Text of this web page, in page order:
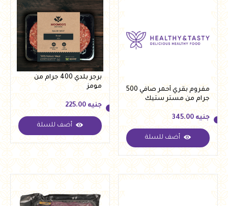
مفروم بقري أحمر صافي 500
جرام من مستر ستيك
جنيه 345.00
جنيه 345.00
أضف للسلة
برجر بلدي 400 جرام من
مومز
جنيه
جنيه 225.00
أضف للسلة